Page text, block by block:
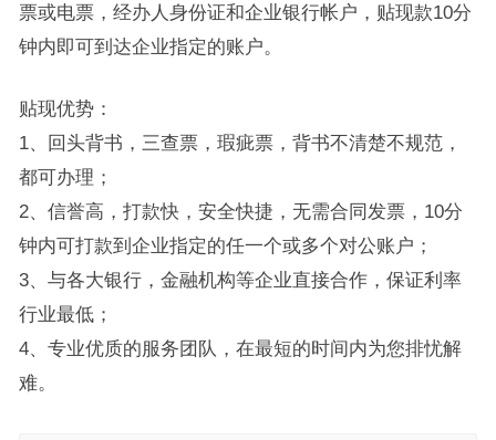
票或电票，经办人身份证和企业银行帐户，贴现款10分
钟内即可到达企业指定的账户。
贴现优势：
1、回头背书，三查票，瑕疵票，背书不清楚不规范，
都可办理；
2、信誉高，打款快，安全快捷，无需合同发票，10分
钟内可打款到企业指定的任一个或多个对公账户；
3、与各大银行，金融机构等企业直接合作，保证利率
行业最低；
4、专业优质的服务团队，在最短的时间内为您排忧解
难。